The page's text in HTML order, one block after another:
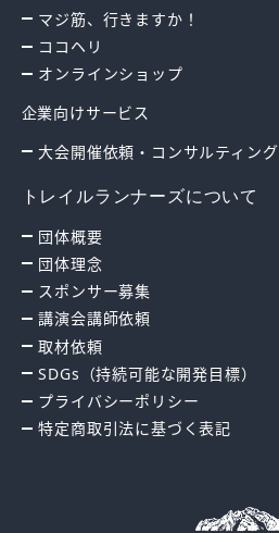
マジ筋、行きますか！
ココヘリ
オンラインショップ
企業向けサービス
大会開催依頼・コンサルティング
トレイルランナーズについて
団体概要
団体理念
スポンサー募集
講演会講師依頼
取材依頼
SDGs（持続可能な開発目標）
プライバシーポリシー
特定商取引法に基づく表記